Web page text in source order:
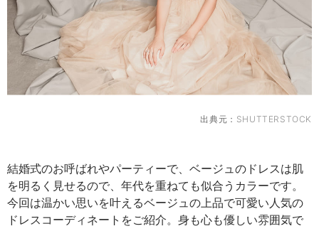
出典元： SHUTTERSTOCK
結婚式のお呼ばれやパーティーで、ベージュのドレスは肌
を明るく見せるので、年代を重ねても似合うカラーです。
今回は温かい思いを叶えるベージュの上品で可愛い人気の
ドレスコーディネートをご紹介。身も心も優しい雰囲気で